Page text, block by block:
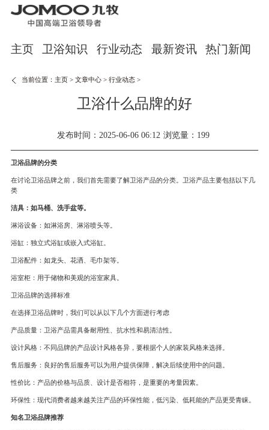
主页 卫浴知识 行业动态 最新资讯 热门新闻
当前位置：主页 >文章中心 >行业动态 >
卫浴什么品牌的好
发布时间：2025-06-06 06:12 浏览量：199
卫浴品牌的分类
在讨论卫浴品牌之前，我们首先需要了解卫浴产品的分类。卫浴产品主要包括以下几
类
洁具：如马桶、洗手盆等。
淋浴设备：如淋浴房、淋浴喷头等。
浴缸：独立式浴缸或嵌入式浴缸。
卫浴配件：如龙头、花洒、毛巾架等。
浴室柜：用于储物和美观的浴室家具。
卫浴品牌的选择标准
在选择卫浴品牌时，我们可以从以下几个方面进行考虑
产品质量：卫浴产品需具备耐用性、抗水性和易清洁性。
设计风格：不同品牌的产品设计风格各异，要根据个人的家装风格来选择。
售后服务：良好的售后服务可以为用户提供保障，解决后续使用中的问题。
性价比：产品的价格与品质、设计是否相符，是重要的考量因素。
环保性：现代消费者越来越关注产品的环保性能，低污染、低耗能的产品更受青睐。
知名卫浴品牌推荐